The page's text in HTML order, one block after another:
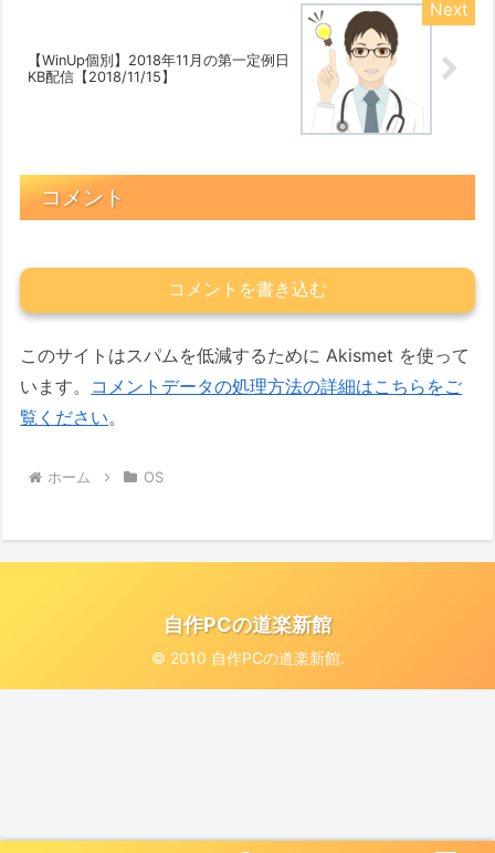
【WinUp個別】2018年11月の第一定例日
KB配信【2018/11/15】
コメント
コメントを書き込む
このサイトはスパムを低減するために Akismet を使って
います。 コメントデータの処理方法の詳細はこちらをご
覧ください。
ホーム OS
自作PCの道楽新館
© 2010 自作PCの道楽新館.